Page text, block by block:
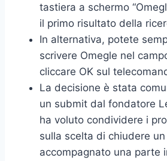
tastiera a schermo
il primo risultato della
In alternativa, potete
scrivere Omegle nel
cliccare OK sul
La decisione è stata
un submit dal fondatore
ha voluto condividere i
sulla scelta di chiudere
accompagnato una parte